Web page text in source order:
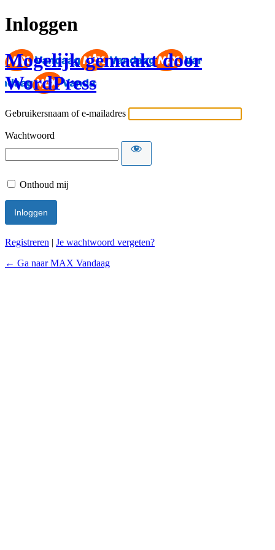
Inloggen
Mogelijk gemaakt door
WordPress
Gebruikersnaam of e-mailadres
Wachtwoord
Onthoud mij
Registreren | Je wachtwoord vergeten?
← Ga naar MAX Vandaag